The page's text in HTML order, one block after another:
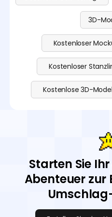
3D-
Kostenloser
Kostenloser
Kostenlose 3D-
Starten Sie
Abenteuer zur